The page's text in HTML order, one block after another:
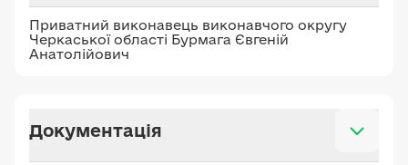
Приватний виконавець виконавчого округу
Черкаської області Бурмага Євгеній
Анатолійович
Документація